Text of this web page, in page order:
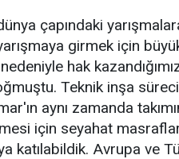
çapındaki
girmek için
hak
Teknik inşa
aynı zamanda
için seyahat
katılabildik. Avrupa ve